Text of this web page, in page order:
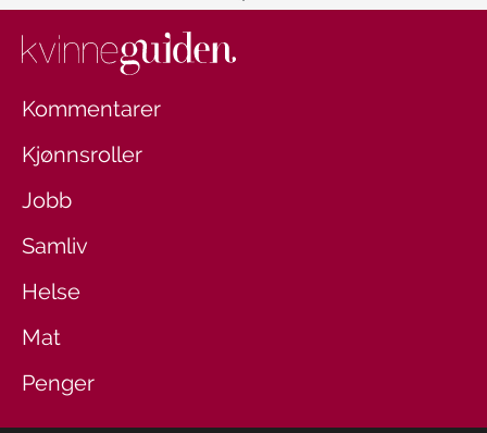
Kommentarer
Kjønnsroller
Jobb
Samliv
Helse
Mat
Penger